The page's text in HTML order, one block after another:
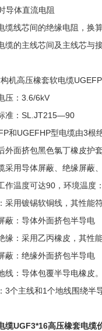
导体直流电阻
缆线芯间的绝缘电阻，
缆的主线芯间及主线芯与
机高压橡套软电缆
压：3.6/6kV
准：SL.JT215—90
和UGEFHP型电缆由3根
外面挤包黑色氯丁橡皮护
采用导体屏蔽、绝缘屏蔽
作温度可达90，环境温
采用镀锡软铜线，其性能
蔽：导体外面挤包半导电
缘：采用乙丙橡皮，其
蔽：绝缘外面挤包半导电
线：导体包覆半导电橡皮
3个主线和1个地线围绕半
缆UGF3*16高压橡套电缆